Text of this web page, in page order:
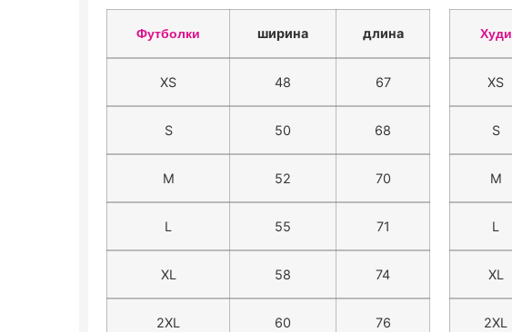
Футболки ширина длина
XS 48 67
S 50 68
M 52 70
L 55 71
XL 58 74
2XL 60 76
Худи
XS
S
M
L
XL
2XL